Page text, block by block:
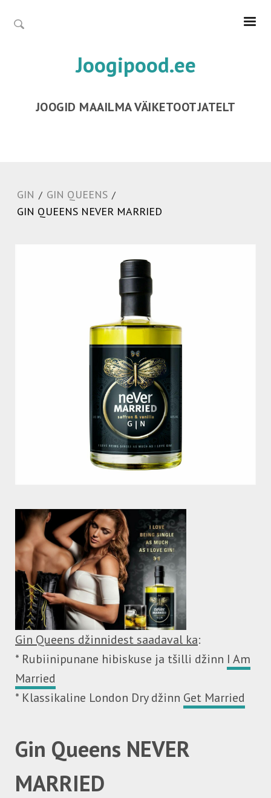
Joogipood.ee
JOOGID MAAILMA VÄIKETOOTJATELT
GIN / GIN QUEENS /
GIN QUEENS NEVER MARRIED
Gin Queens džinnidest saadaval ka:
* Rubiinipunane hibiskuse ja tšilli džinn I Am
Married
* Klassikaline London Dry džinn Get Married
Gin Queens NEVER
MARRIED